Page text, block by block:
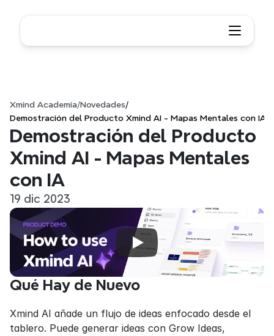
Xmind Academia/Novedades/
Demostración del Producto Xmind AI - Mapas Mentales con IA
Demostración del Producto
Xmind AI - Mapas Mentales
con IA
19 dic 2023
Qué Hay de Nuevo
Xmind AI añade un flujo de ideas enfocado desde el
tablero. Puede generar ideas con Grow Ideas,